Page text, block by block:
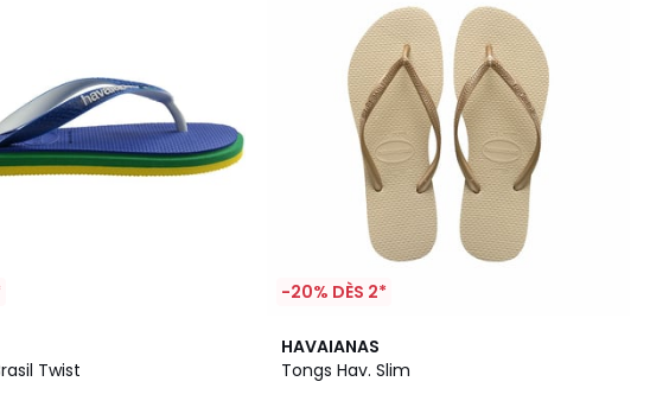
Twist
-20% DÈS 2*
HAVAIANAS
Tongs Hav. Slim
4,3
/ 5